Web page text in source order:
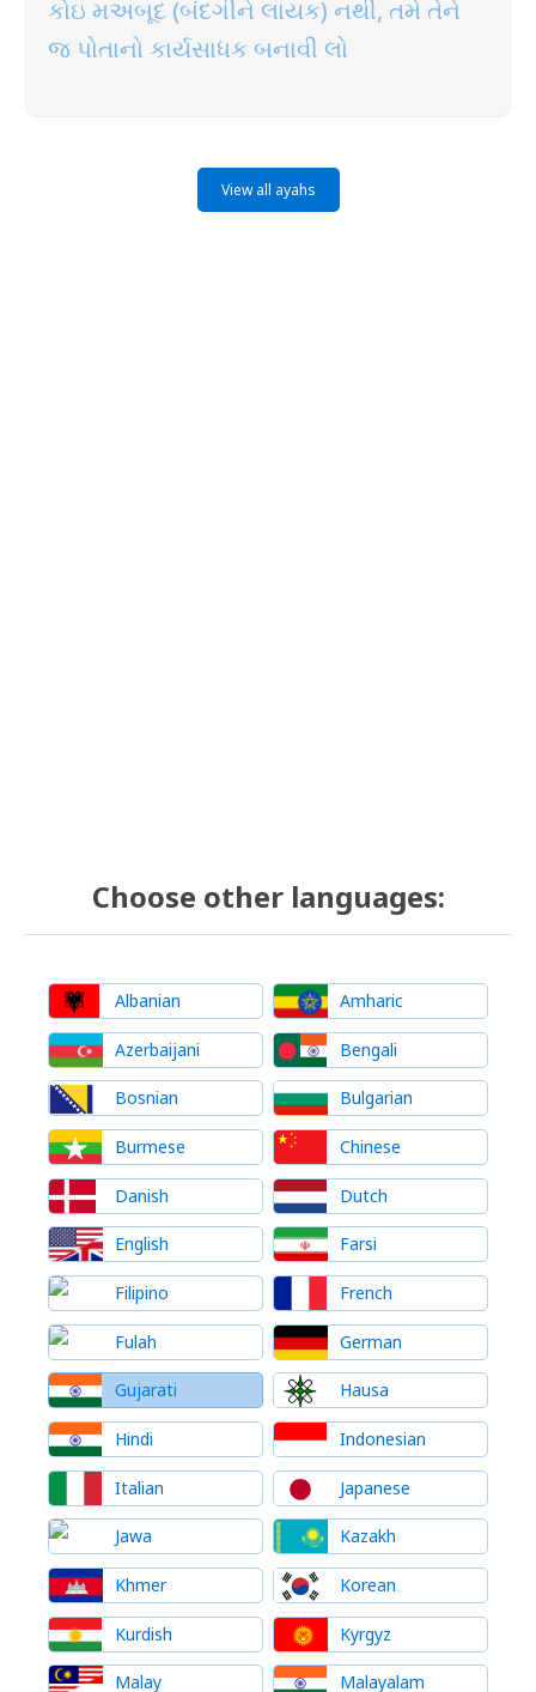
કોઇ મઅબૂદ (બંદગીને લાયક) નથી, તમે તેને
જ પોતાનો કાર્યસાધક બનાવી લો
View all ayahs
Choose other languages:
Albanian Amharic
Azerbaijani Bengali
Bosnian Bulgarian
Burmese Chinese
Danish Dutch
English Farsi
Filipino French
Fulah German
Gujarati Hausa
Hindi Indonesian
Italian Japanese
Jawa Kazakh
Khmer Korean
Kurdish Kyrgyz
Malay Malayalam